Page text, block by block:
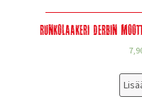
Runkolaakeri Derbin